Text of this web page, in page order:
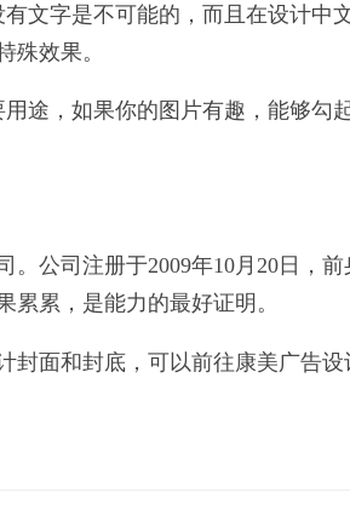
文字是不可能的，而且在设计中
殊效果。
途，如果你的图片有趣，能够勾
公司注册于2009年10月20日，
累，是能力的最好证明。
面和封底，可以前往康美广告设